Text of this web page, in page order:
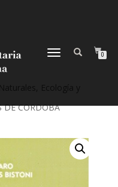
NAVEGACIÓN
0
DE CORDOBA